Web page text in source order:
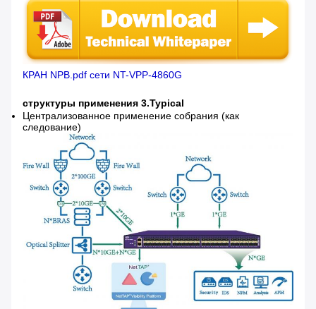
КРАН NPB.pdf сети NT-VPP-4860G
структуры применения 3.Typical
Централизованное применение собрания (как
следование)